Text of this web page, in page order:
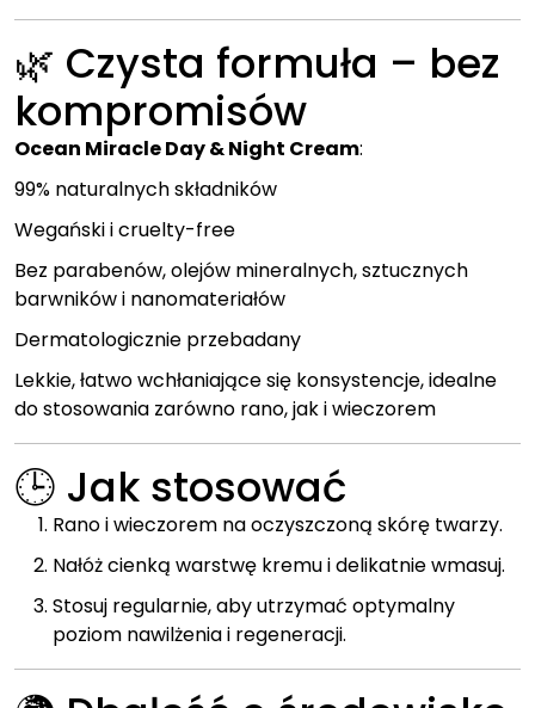
🌿 Czysta formuła – bez
kompromisów
Ocean Miracle Day & Night Cream:
99% naturalnych składników
Wegański i cruelty-free
Bez parabenów, olejów mineralnych, sztucznych
barwników i nanomateriałów
Dermatologicznie przebadany
Lekkie, łatwo wchłaniające się konsystencje, idealne
do stosowania zarówno rano, jak i wieczorem
🕒 Jak stosować
Rano i wieczorem na oczyszczoną skórę twarzy.
Nałóż cienką warstwę kremu i delikatnie wmasuj.
Stosuj regularnie, aby utrzymać optymalny
poziom nawilżenia i regeneracji.